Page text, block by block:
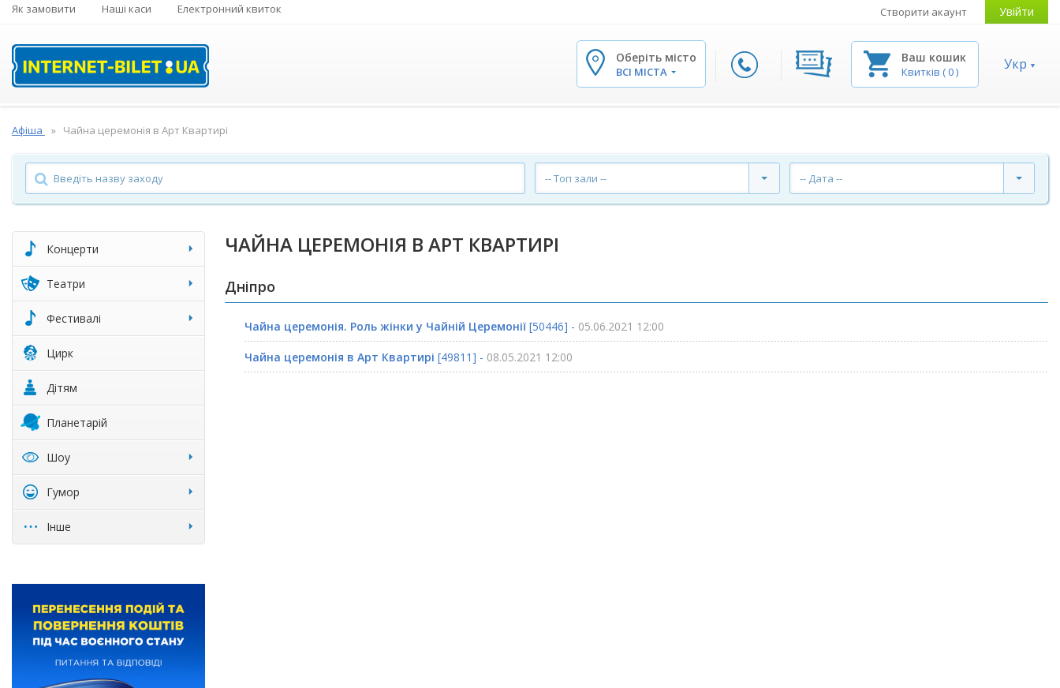
Як замовити Наші каси Електронний квиток Створити акаунт Увійти
Оберіть місто
ВСІ МІСТА
Ваш кошик
Квитків (0) Укр
Афіша Чайна церемонія в Арт Квартирі
-- Топ зали -- -- Дата --
Концерти
Театри
Фестивалі
Цирк
Дітям
Планетарій
Шоу
Гумор
Інше
ЧАЙНА ЦЕРЕМОНІЯ В АРТ КВАРТИРІ
Дніпро
Чайна церемонія. Роль жінки у Чайній Церемонії [50446] - 05.06.2021 12:00
Чайна церемонія в Арт Квартирі [49811] - 08.05.2021 12:00